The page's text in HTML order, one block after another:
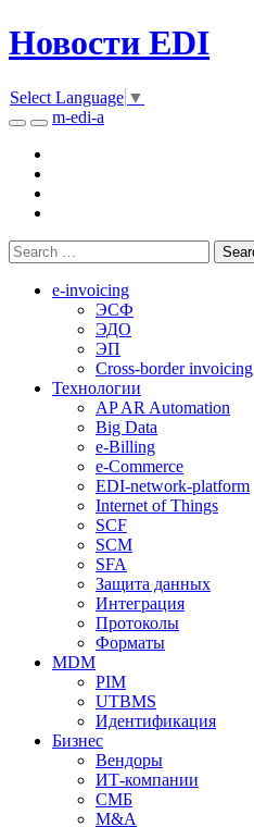
Новости EDI
Select Language ▼
m-edi-a
e-invoicing
ЭСФ
ЭДО
ЭП
Cross-border invoicing
Технологии
AP AR Automation
Big Data
e-Billing
e-Commerce
EDI-network-platform
Internet of Things
SCF
SCM
SFA
Защита данных
Интеграция
Протоколы
Форматы
MDM
PIM
UTBMS
Идентификация
Бизнес
Вендоры
ИТ-компании
СМБ
M&A